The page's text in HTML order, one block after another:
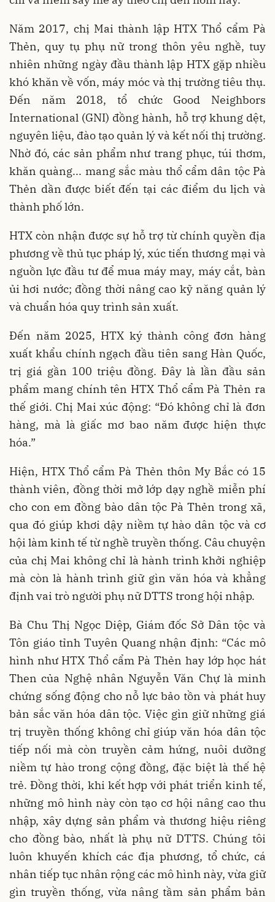
Năm 2017, chị Mai thành lập HTX Thổ cẩm Pà
Thẻn, quy tụ phụ nữ trong thôn yêu nghề, tuy
nhiên những ngày đầu thành lập HTX gặp nhiều
khó khăn về vốn, máy móc và thị trường tiêu thụ.
Đến năm 2018, tổ chức Good Neighbors
International (GNI) đồng hành, hỗ trợ khung dệt,
nguyên liệu, đào tạo quản lý và kết nối thị trường.
Nhờ đó, các sản phẩm như trang phục, túi thơm,
khăn quàng... mang sắc màu thổ cẩm dân tộc Pà
Thẻn dần được biết đến tại các điểm du lịch và
thành phố lớn.
HTX còn nhận được sự hỗ trợ từ chính quyền địa
phương về thủ tục pháp lý, xúc tiến thương mại và
nguồn lực đầu tư để mua máy may, máy cắt, bàn
ủi hơi nước; đồng thời nâng cao kỹ năng quản lý
và chuẩn hóa quy trình sản xuất.
Đến năm 2025, HTX ký thành công đơn hàng
xuất khẩu chính ngạch đầu tiên sang Hàn Quốc,
trị giá gần 100 triệu đồng. Đây là lần đầu sản
phẩm mang chính tên HTX Thổ cẩm Pà Thẻn ra
thế giới. Chị Mai xúc động: “Đó không chỉ là đơn
hàng, mà là giấc mơ bao năm được hiện thực
hóa.”
Hiện, HTX Thổ cẩm Pà Thẻn thôn My Bắc có 15
thành viên, đồng thời mở lớp dạy nghề miễn phí
cho con em đồng bào dân tộc Pà Thẻn trong xã,
qua đó giúp khơi dậy niềm tự hào dân tộc và cơ
hội làm kinh tế từ nghề truyền thống. Câu chuyện
của chị Mai không chỉ là hành trình khởi nghiệp
mà còn là hành trình giữ gìn văn hóa và khẳng
định vai trò người phụ nữ DTTS trong hội nhập.
Bà Chu Thị Ngọc Diệp, Giám đốc Sở Dân tộc và
Tôn giáo tỉnh Tuyên Quang nhận định: “Các mô
hình như HTX Thổ cẩm Pà Thẻn hay lớp học hát
Then của Nghệ nhân Nguyễn Văn Chự là minh
chứng sống động cho nỗ lực bảo tồn và phát huy
bản sắc văn hóa dân tộc. Việc gìn giữ những giá
trị truyền thống không chỉ giúp văn hóa dân tộc
tiếp nối mà còn truyền cảm hứng, nuôi dưỡng
niềm tự hào trong cộng đồng, đặc biệt là thế hệ
trẻ. Đồng thời, khi kết hợp với phát triển kinh tế,
những mô hình này còn tạo cơ hội nâng cao thu
nhập, xây dựng sản phẩm và thương hiệu riêng
cho đồng bào, nhất là phụ nữ DTTS. Chúng tôi
luôn khuyến khích các địa phương, tổ chức, cá
nhân tiếp tục nhân rộng các mô hình này, vừa giữ
gìn truyền thống, vừa nâng tầm sản phẩm bản